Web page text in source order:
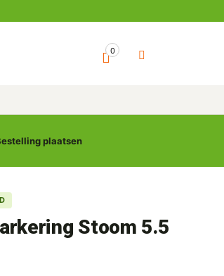
0
plaatsen
Stoom 5.5